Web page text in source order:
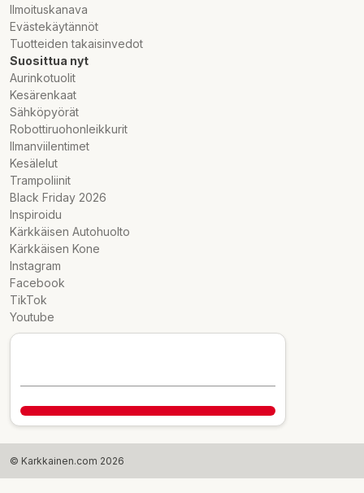
Ilmoituskanava
Evästekäytännöt
Tuotteiden takaisinvedot
Suosittua nyt
Aurinkotuolit
Kesärenkaat
Sähköpyörät
Robottiruohonleikkurit
Ilmanviilentimet
Kesälelut
Trampoliinit
Black Friday 2026
Inspiroidu
Kärkkäisen Autohuolto
Kärkkäisen Kone
Instagram
Facebook
TikTok
Youtube
© Karkkainen.com 2026